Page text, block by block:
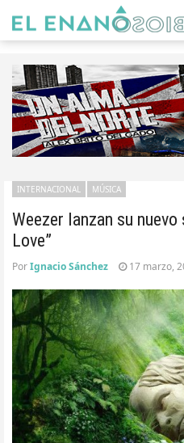
Weezer lanzan su
Love”
INTERNACIONAL MÚSICA
PorIgnacio Sánchez 17 marzo,